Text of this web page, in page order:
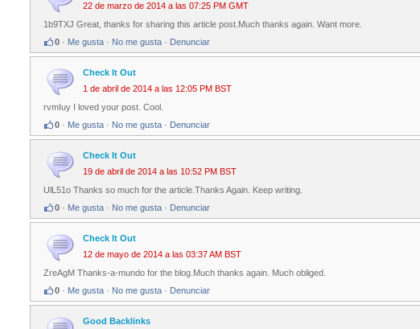
22 de marzo de 2014 a las 07:25 PM GMT
1b9TXJ Great, thanks for sharing this article post.Much thanks again. Want more.
0 · Me gusta · No me gusta · Denunciar
Check It Out
1 de abril de 2014 a las 12:05 PM BST
rvmIuy I loved your post. Cool.
0 · Me gusta · No me gusta · Denunciar
Check It Out
19 de abril de 2014 a las 10:52 PM BST
UlL51o Thanks so much for the article.Thanks Again. Keep writing.
0 · Me gusta · No me gusta · Denunciar
Check It Out
12 de mayo de 2014 a las 03:37 AM BST
ZreAgM Thanks-a-mundo for the blog.Much thanks again. Much obliged.
0 · Me gusta · No me gusta · Denunciar
Good Backlinks